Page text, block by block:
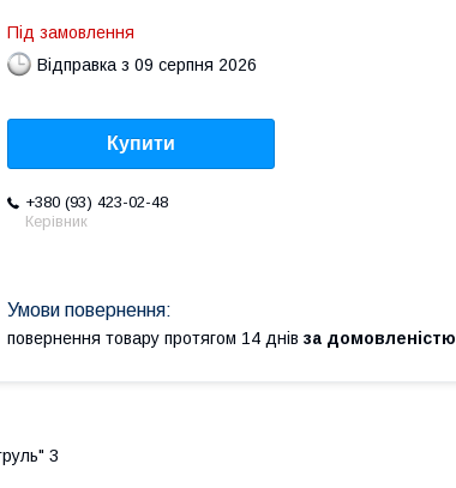
Під замовлення
Відправка з 09 серпня 2026
Купити
+380 (93) 423-02-48
Керівник
повернення товару протягом 14 днів за домовленістю
3